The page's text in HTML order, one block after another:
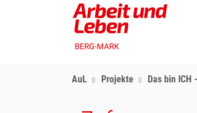
AuL Projekte Das bin ICH